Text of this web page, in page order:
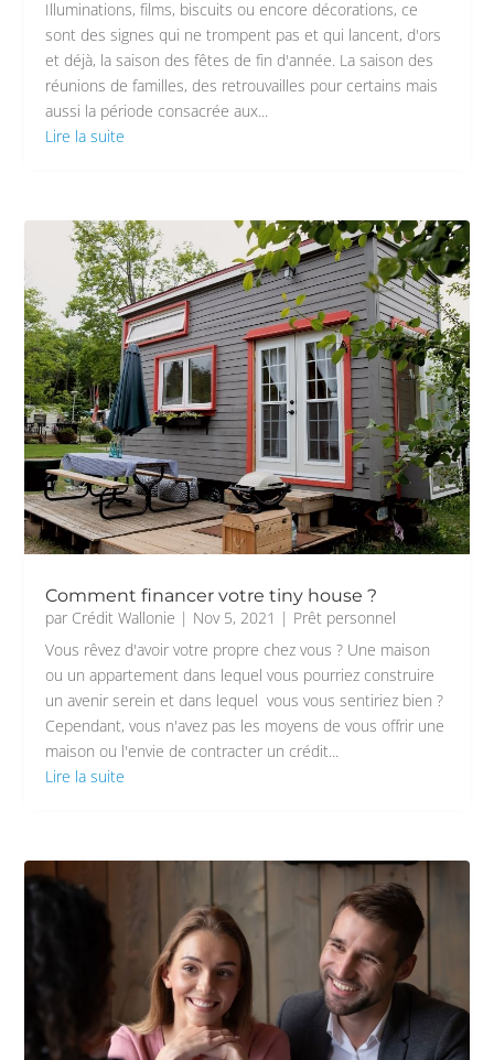
Illuminations, films, biscuits ou encore décorations, ce
sont des signes qui ne trompent pas et qui lancent, d'ors
et déjà, la saison des fêtes de fin d'année. La saison des
réunions de familles, des retrouvailles pour certains mais
aussi la période consacrée aux...
Lire la suite
Comment financer votre tiny house ?
par Crédit Wallonie | Nov 5, 2021 | Prêt personnel
Vous rêvez d'avoir votre propre chez vous ? Une maison
ou un appartement dans lequel vous pourriez construire
un avenir serein et dans lequel vous vous sentiriez bien ?
Cependant, vous n'avez pas les moyens de vous offrir une
maison ou l'envie de contracter un crédit...
Lire la suite